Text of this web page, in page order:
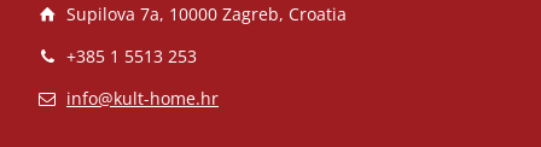
Supilova 7a, 10000 Zagreb, Croatia
+385 1 5513 253
info@kult-home.hr